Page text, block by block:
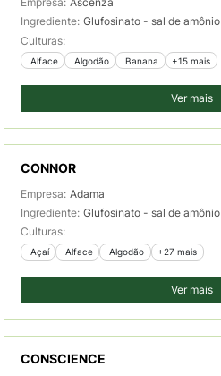
Ingrediente: Glufosinato - sal de amônio
Culturas:
Alface Algodão Banana +15 mais
Ver mais
CONNOR
Empresa: Adama
Ingrediente: Glufosinato - sal de amônio
Culturas:
Açaí Alface Algodão +27 mais
Ver mais
CONSCIENCE